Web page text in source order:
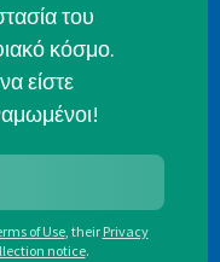
του
κόσμο.
είστε
of Use, their Privacy
notice.